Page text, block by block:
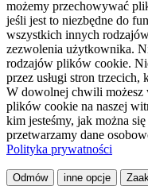
możemy przechowywać
jeśli jest to niezbędne do
wszystkich innych
zezwolenia użytkownika.
rodzajów plików cookie.
przez usługi stron trzecich,
W dowolnej chwili możesz
plików cookie na naszej
kim jesteśmy, jak można
przetwarzamy dane
Polityka prywatności
Odmów inne opcje